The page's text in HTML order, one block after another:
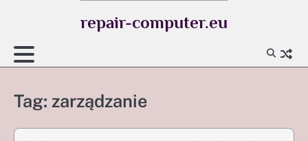
repair-computer.eu
Tag: zarządzanie